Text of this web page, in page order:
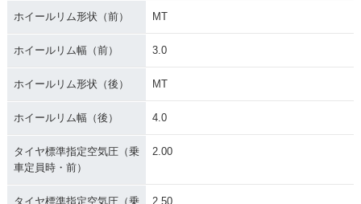
ホイールリム形状（前） MT
ホイールリム幅（前） 3.0
ホイールリム形状（後） MT
ホイールリム幅（後） 4.0
タイヤ標準指定空気圧（乗
車定員時・前）
2.00
タイヤ標準指定空気圧（乗 2.50